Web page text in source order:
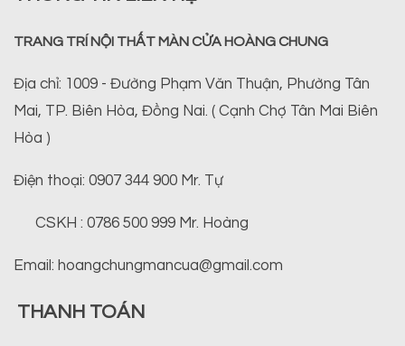
TRANG TRÍ NỘI THẤT MÀN CỬA HOÀNG CHUNG
Địa chỉ: 1009 - Đường Phạm Văn Thuận, Phường Tân
Mai, TP. Biên Hòa, Đồng Nai. ( Cạnh Chợ Tân Mai Biên
Hòa )
Điện thoại: 0907 344 900 Mr. Tự
CSKH : 0786 500 999 Mr. Hoàng
Email: hoangchungmancua@gmail.com
THANH TOÁN